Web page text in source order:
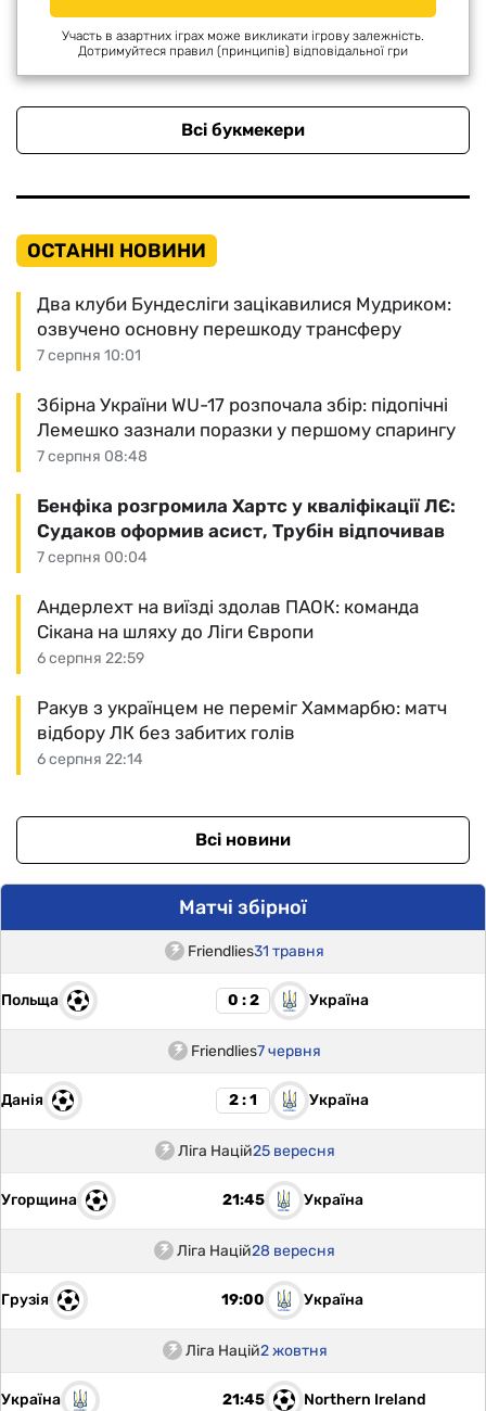
Участь в азартних іграх може викликати ігрову залежність.
Дотримуйтеся правил (принципів) відповідальної гри
Всі букмекери
ОСТАННІ НОВИНИ
7 серпня 10:01
Два клуби Бундесліги зацікавилися Мудриком:
озвучено основну перешкоду трансферу
7 серпня 08:48
Збірна України WU-17 розпочала збір: підопічні
Лемешко зазнали поразки у першому спарингу
7 серпня 00:04
Бенфіка розгромила Хартс у кваліфікації ЛЄ:
Судаков оформив асист, Трубін відпочивав
6 серпня 22:59
Андерлехт на виїзді здолав ПАОК: команда
Сікана на шляху до Ліги Європи
6 серпня 22:14
Ракув з українцем не переміг Хаммарбю: матч
відбору ЛК без забитих голів
Всі новини
Матчі збірної
Friendlies31 травня
Польща 0 : 2 Україна
Friendlies7 червня
Данія 2 : 1 Україна
Ліга Націй25 вересня
Угорщина 21:45 Україна
Ліга Націй28 вересня
Грузія 19:00 Україна
Ліга Націй2 жовтня
Україна 21:45 Northern Ireland